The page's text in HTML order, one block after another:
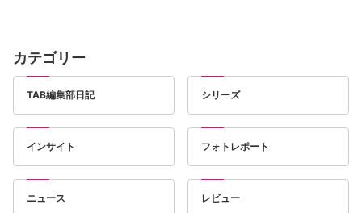
カテゴリー
TAB編集部日記 シリーズ
インサイト フォトレポート
ニュース レビュー